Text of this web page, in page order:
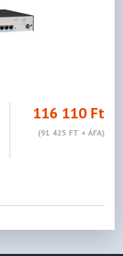
116 110 Ft
(91 425 FT + ÁFA)